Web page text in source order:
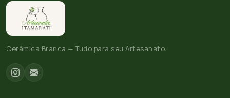
Cerâmica Branca — Tudo para seu Artesanato.